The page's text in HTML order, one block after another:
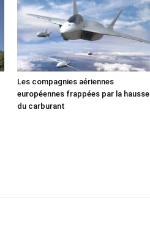
Les compagnies aériennes
européennes frappées par la hausse
du carburant